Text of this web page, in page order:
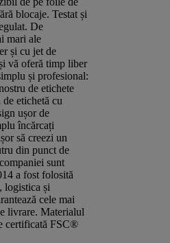
blocaje. Testat și
De
mari ale
și cu jet de
vă oferă timp liber
și profesional:
de etichete
etichetă cu
ușor de
încărcați
să creezi un
din punct de
sunt
a fost folosită
logistica și
cele mai
livrare. Materialul
certificată FSC®